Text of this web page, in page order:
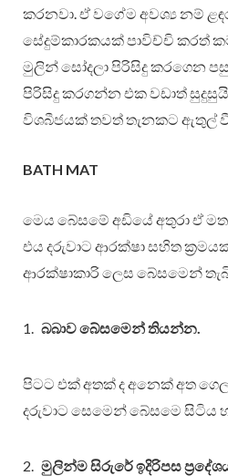
කරනවා. ඒ වගේම අවශ්‍ය නම්
සේදුම්කාරකයක් පාවිච්චි කරත්
මුලින් සෝදලා පිරිසිදු කරගෙන
පිරිසිදු කරගන්න එක වඩාත්
විශබීජයක් තවත් තැනකට ඇතුල්
BATH MAT
මෙය බේසමේ අඩියේ අතුරා ඒ
එය දරුවාට ආරක්ෂා සහිත
ආරක්ෂාකාරි ලෙස බේසමෙන්
බබාව බේසමෙන් තියන්න.
පිටට එක් අතක් ද අනෙක් අත
දරුවාට සෙමෙන් බේසමෙ සිටිය
මුලින්ම සිරුරේ ඉදිරිපස